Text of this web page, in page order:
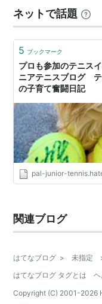
ルを拾い集めたり
に、ずっと声を…
ネットで話題
5 ブックマーク
プロも参加のテニス
ニアテニスブログ
の子育て奮闘日記
pal-junior-
関連ブログ
はてなブログ > 未指定
はてなブログ タグとは
Copyright (C) 2001-2026